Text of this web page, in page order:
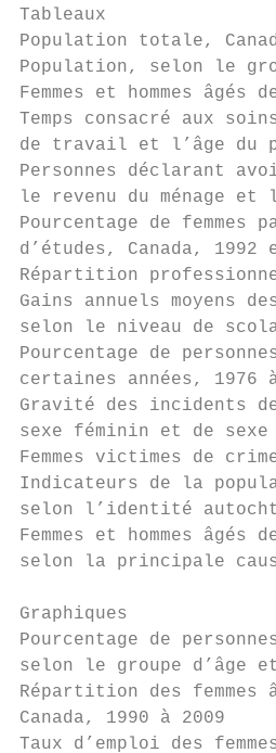
Tableaux
Population totale,
Population, selon
Femmes et hommes
Temps consacré aux
de travail et l’âge
Personnes déclarant
le revenu du
Pourcentage de
d’études,
Répartition
Gains annuels moyens
selon le niveau
Pourcentage de
certaines
Gravité des incidents
sexe féminin et
Femmes victimes de
Indicateurs de la
selon l’identité
Femmes et hommes
selon la principale
Graphiques
Pourcentage de
selon le groupe
Répartition des
Canada, 1990 à
Taux d’emploi des